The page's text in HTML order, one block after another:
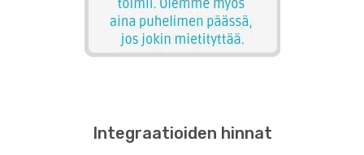
Integraatioiden hinnat